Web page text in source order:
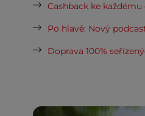
Cashback ke
Po hlavě: Nový
Doprava 100%